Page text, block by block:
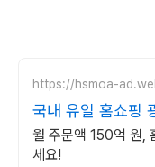
https://hsmoa-
국내 유일 홈쇼핑
월 주문액 150억 원,
세요!